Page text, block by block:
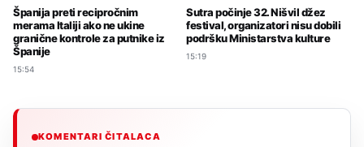
Španija preti recipročnim
merama Italiji ako ne ukine
granične kontrole za putnike iz
Španije
15:54
Sutra počinje 32. Nišvil džez
festival, organizatori nisu dobili
podršku Ministarstva kulture
15:19
KOMENTARI ČITALACA